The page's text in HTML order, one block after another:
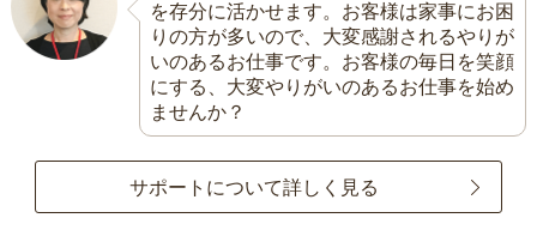
を存分に活かせます。お客様は家事にお困
りの方が多いので、大変感謝されるやりが
いのあるお仕事です。お客様の毎日を笑顔
にする、大変やりがいのあるお仕事を始め
ませんか？
サポートについて詳しく見る